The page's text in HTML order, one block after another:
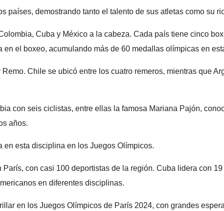
demostrando tanto el talento de sus atletas como su
Cuba y México a la cabeza. Cada país tiene cinco
el boxeo, acumulando más de 60 medallas olímpicas en
Chile se ubicó entre los cuatro remeros, mientras que
con seis ciclistas, entre ellas la famosa Mariana Pajón,
años.
esta disciplina en los Juegos Olímpicos.
con casi 100 deportistas de la región. Cuba lidera con
en diferentes disciplinas.
en los Juegos Olímpicos de París 2024, con grandes